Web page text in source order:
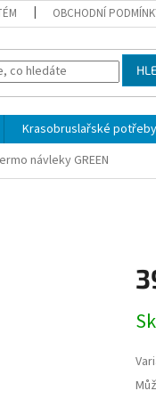
OBCHODNÍ
Krasobruslařské potřeby
návleky GREEN